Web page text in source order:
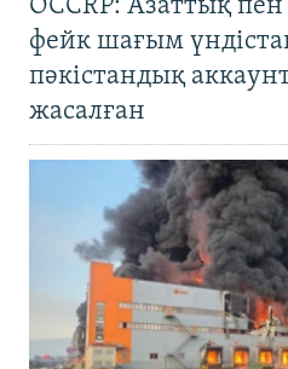
OCCRP: Азаттық
фейк шағым
пәкістандық
жасалған